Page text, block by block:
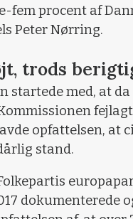
fem procent af
Peter Nørring.
trods
startede med, at
opfattelsen, at
stand.
dokumenterede